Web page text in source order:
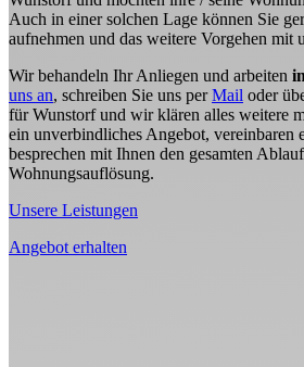
Auch in einer solchen Lage können Sie
aufnehmen und das weitere Vorgehen mit
Wir behandeln Ihr Anliegen und arbeiten
uns an, schreiben Sie uns perMail oder
für Wunstorf und wir klären alles weitere
ein unverbindliches Angebot, vereinbaren
besprechen mit Ihnen den gesamten
Wohnungsauflösung.
Unsere Leistungen
Angebot erhalten